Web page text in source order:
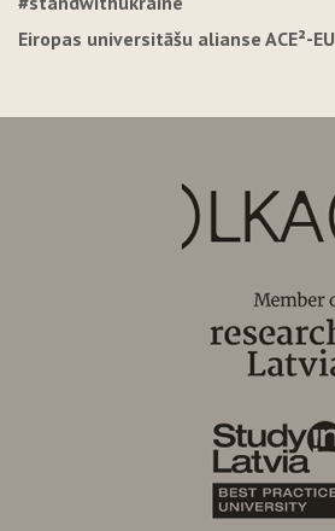
Eiropas universitāšu alianse ACE²-EU